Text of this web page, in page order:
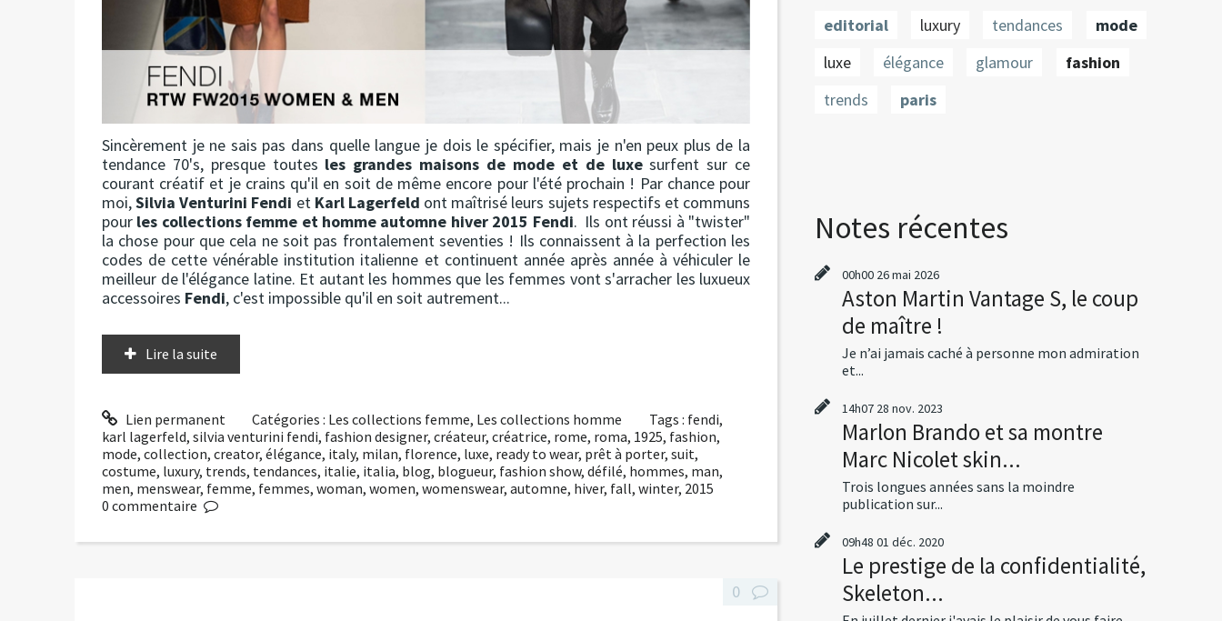
Sincèrement je ne sais pas dans quelle langue je dois le spécifier, mais je n'en peux plus de la
tendance 70's, presque toutes les grandes maisons de mode et de luxesurfent sur ce
courant créatif et je crains qu'il en soit de même encore pour l'été prochain ! Par chance pour
moi,Silvia Venturini Fendi et Karl Lagerfeld ont maîtrisé leurs sujets respectifs et communs
pour les collections femme et homme automne hiver 2015 Fendi. Ils ont réussi à "twister"
la chose pour que cela ne soit pas frontalement seventies ! Ils connaissent à la perfection les
codes de cette vénérable institution italienne et continuent année après année à véhiculer le
meilleur de l'élégance latine. Et autant les hommes que les femmes vont s'arracher les luxueux
accessoires Fendi, c'est impossible qu'il en soit autrement...
Lire la suite
Lien permanent Catégories : Les collections femme, Les collections homme Tags : fendi,
karl lagerfeld, silvia venturini fendi, fashion designer, créateur, créatrice, rome, roma, 1925, fashion,
mode, collection, creator, élégance, italy, milan, florence, luxe, ready to wear, prêt à porter, suit,
costume, luxury, trends, tendances, italie, italia, blog, blogueur, fashion show, défilé, hommes, man,
men, menswear, femme, femmes, woman, women, womenswear, automne, hiver, fall, winter, 2015
0 commentaire
0
editorial luxury tendances
mode
luxe
élégance glamour
fashion
trends
paris
Notes récentes
00h00 26mai 2026
Aston Martin Vantage S, le coup
de maître !
Je n’ai jamais caché à personne mon admiration
et...
14h07 28 nov. 2023
Marlon Brando et sa montre
Marc Nicolet skin...
Trois longues années sans la moindre
publication sur...
09h48 01 déc. 2020
Le prestige de la confidentialité,
Skeleton...